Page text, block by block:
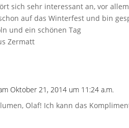
sich sehr interessant an, vor
auf das Winterfest und bin
und ein schönen Tag
Zermatt
Oktober 21, 2014 um 11:24 a.m.
Olaf! Ich kann das